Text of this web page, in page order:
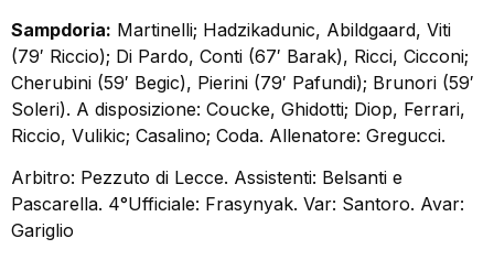
Sampdoria: Martinelli; Hadzikadunic, Abildgaard, Viti
(79′ Riccio); Di Pardo, Conti (67′ Barak), Ricci, Cicconi;
Cherubini (59′ Begic), Pierini (79′ Pafundi); Brunori (59′
Soleri). A disposizione: Coucke, Ghidotti; Diop, Ferrari,
Riccio, Vulikic; Casalino; Coda. Allenatore: Gregucci.
Arbitro: Pezzuto di Lecce. Assistenti: Belsanti e
Pascarella. 4°Ufficiale: Frasynyak. Var: Santoro. Avar:
Gariglio